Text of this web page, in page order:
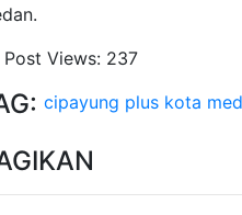
Post Views: 237
cipayung plus kota